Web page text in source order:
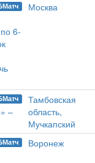
6-
Москва
–
Тамбовская
область,
Мучкапский
Воронеж